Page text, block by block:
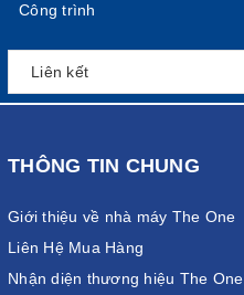
Công trình
THÔNG TIN CHUNG
Giới thiệu về nhà máy The One
Liên Hệ Mua Hàng
Nhận diện thương hiệu The One